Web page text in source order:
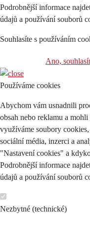
Podrobnější informace
údajů a používání souborů
Souhlasíte s používáním
Ano,
Používáme cookies
Abychom vám usnadnili
obsah nebo reklamu a
využíváme soubory
sociální média, inzerci a
"Nastavení cookies" a
Podrobnější informace
údajů a používání souborů
Nezbytné (technické)